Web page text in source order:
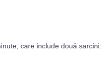
care include două